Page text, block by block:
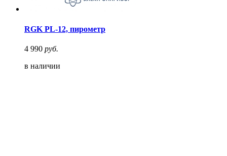
RGK PL-12, пирометр
4 990 руб.
в наличии